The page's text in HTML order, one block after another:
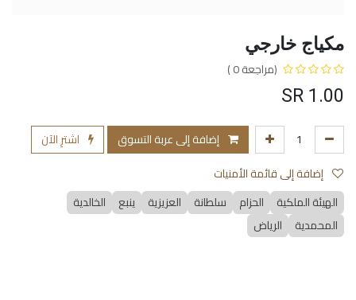
مكياج خارجي
(مراجعة 0 )
1.00
إضافة إلى عربة التسوق
اشترِ الآن
الهيئة الملكية
الحزام سلطانة العزيزية ينبع
الخالدية
المحمدية
الرياض